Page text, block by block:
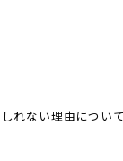
れない理由につい